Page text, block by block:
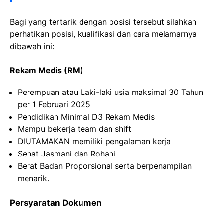
Bagi yang tertarik dengan posisi tersebut silahkan
perhatikan posisi, kualifikasi dan cara melamarnya
dibawah ini:
Rekam Medis (RM)
Perempuan atau Laki-laki usia maksimal 30 Tahun
per 1 Februari 2025
Pendidikan Minimal D3 Rekam Medis
Mampu bekerja team dan shift
DIUTAMAKAN memiliki pengalaman kerja
Sehat Jasmani dan Rohani
Berat Badan Proporsional serta berpenampilan
menarik.
Persyaratan Dokumen